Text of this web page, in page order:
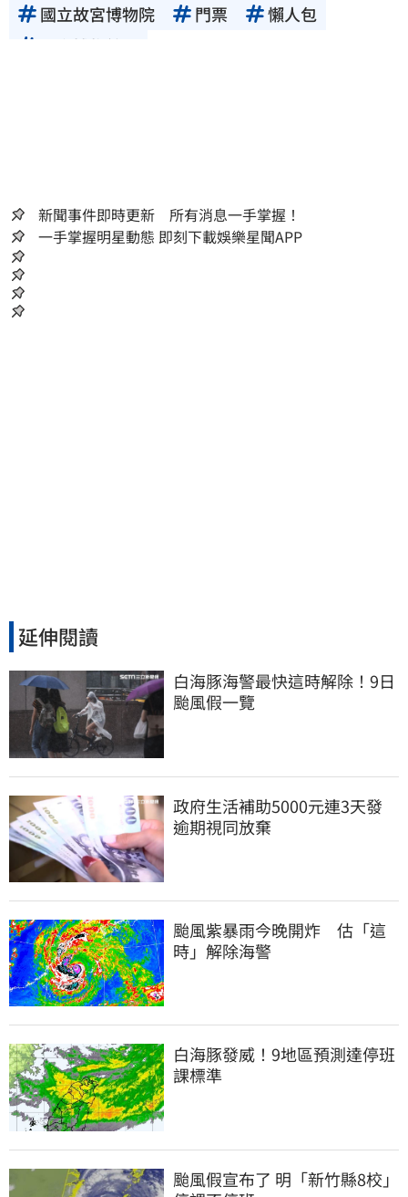
國立故宮博物院
門票
懶人包
國際博物館日
新聞事件即時更新 所有消息一手掌握！
一手掌握明星動態 即刻下載娛樂星聞APP
延伸閱讀
白海豚海警最快這時解除！9日
颱風假一覽
政府生活補助5000元連3天發
逾期視同放棄
颱風紫暴雨今晚開炸　估「這
時」解除海警
白海豚發威！9地區預測達停班
課標準
颱風假宣布了 明「新竹縣8校」